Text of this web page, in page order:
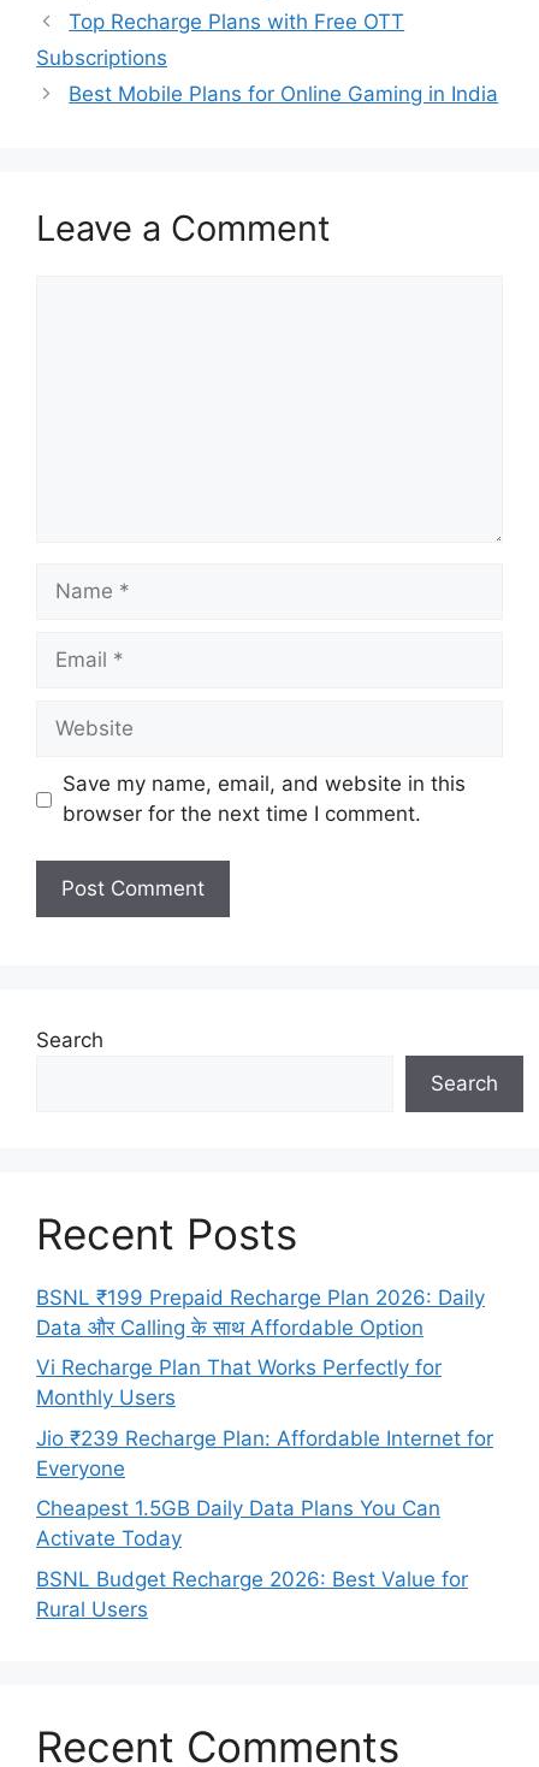
Top Recharge Plans with Free OTT
Subscriptions
Best Mobile Plans for Online Gaming in India
Leave a Comment
Name
Email
Website
Save my name, email, and website in this
browser for the next time I comment.
Search
Search
Recent Posts
BSNL ₹199 Prepaid Recharge Plan 2026: Daily
Data और Calling के साथ Affordable Option
Vi Recharge Plan That Works Perfectly for
Monthly Users
Jio ₹239 Recharge Plan: Affordable Internet for
Everyone
Cheapest 1.5GB Daily Data Plans You Can
Activate Today
BSNL Budget Recharge 2026: Best Value for
Rural Users
Recent Comments